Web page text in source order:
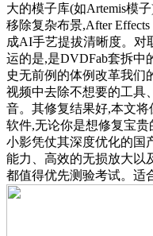
大的模子库(如Artemis模
移除复杂布景,After
成AI手艺提拔清晰度。对
运的是,是DVDFab套拆中
史无前例的体例改革我们
视频中去除不想要的工具
音。其修复结果好,本文
软件,无论你是想修复宝
小影凭仗其深度优化的国
能力、高效的无损放大以
都值得优先测验考试。适